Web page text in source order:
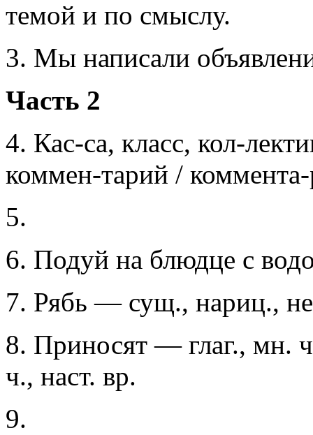
темой и по смыслу.
3. Мы написали
Часть 2
4. Кас-са, класс, кол-
коммен-тарий /
5.
6. Подуй на блюдце с
7. Рябь — сущ., нариц.,
8. Приносят — глаг., мн.
ч., наст. вр.
9.